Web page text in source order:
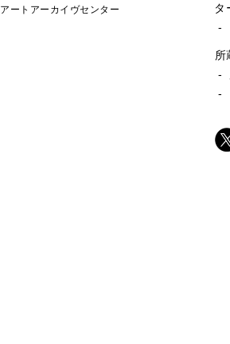
ートアーカイヴセンター
タ
-
所
-
-